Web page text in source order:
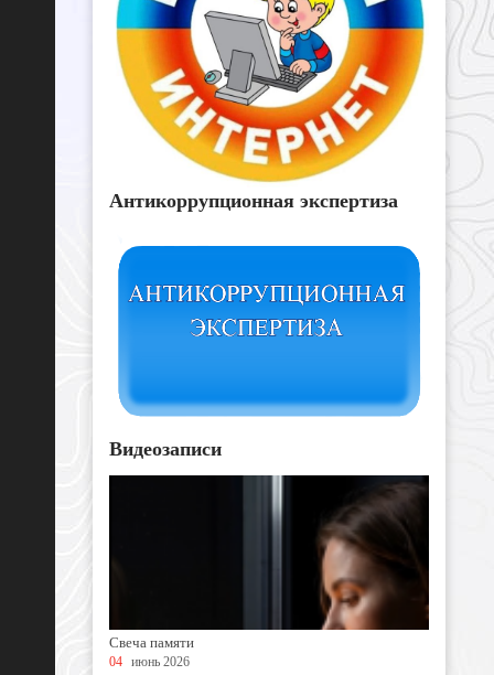
Антикоррупционная экспертиза
Видеозаписи
Свеча памяти
04 июнь 2026